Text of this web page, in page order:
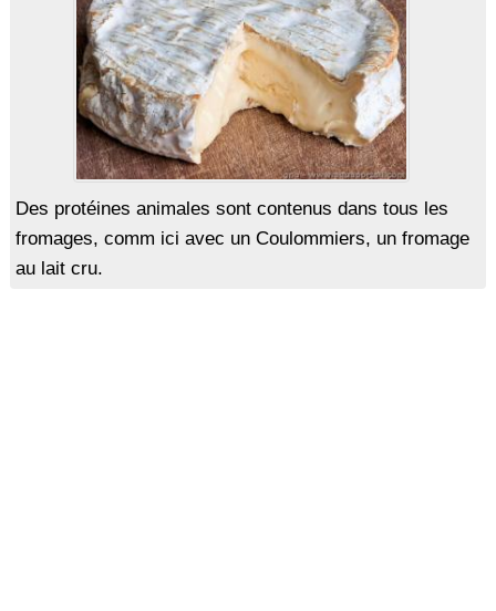
Des protéines animales sont contenus dans tous les
fromages, comm ici avec un Coulommiers, un fromage
au lait cru.